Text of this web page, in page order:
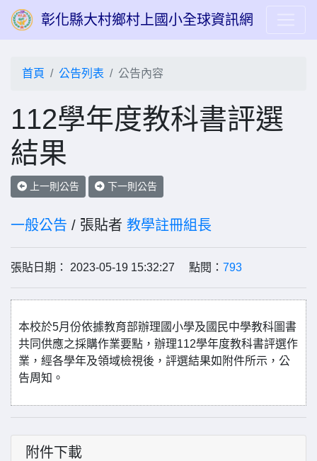
彰化縣大村鄉村上國小全球資訊網
首頁 公告列表 公告內容
112學年度教科書評選
結果
上一則公告 下一則公告
一般公告 / 張貼者 教學註冊組長
張貼日期： 2023-05-19 15:32:27 點閱： 793
本校於5月份依據教育部辦理國小學及國民中學教科圖書
共同供應之採購作業要點，辦理112學年度教科書評選作
業，經各學年及領域檢視後，評選結果如附件所示，公
告周知。
附件下載